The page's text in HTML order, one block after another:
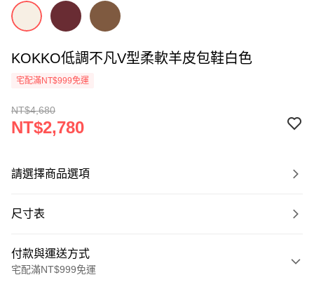
KOKKO低調不凡V型柔軟羊皮包鞋白色
宅配滿NT$999免運
NT$4,680
NT$2,780
請選擇商品選項
尺寸表
付款與運送方式
宅配滿NT$999免運